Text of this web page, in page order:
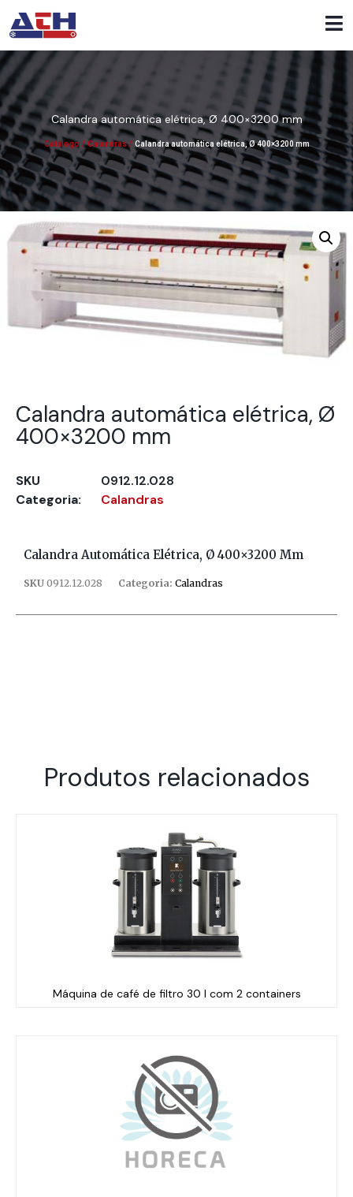
Calandra automática elétrica, Ø 400×3200 mm
Catálogo / Calandras / Calandra automática elétrica, Ø 400×3200 mm
Calandra automática elétrica, Ø
400×3200 mm
SKU
0912.12.028
Categoria:
Calandras
Calandra Automática Elétrica, Ø 400×3200 Mm
SKU 0912.12.028 Categoria: Calandras
Produtos relacionados
Máquina de café de filtro 30 l com 2 containers